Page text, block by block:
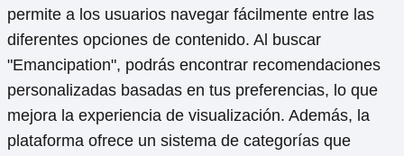
permite a los usuarios navegar fácilmente entre las
diferentes opciones de contenido. Al buscar
"Emancipation", podrás encontrar recomendaciones
personalizadas basadas en tus preferencias, lo que
mejora la experiencia de visualización. Además, la
plataforma ofrece un sistema de categorías que